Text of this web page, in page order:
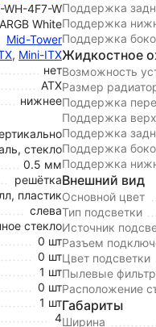
WH-4F7-W
White
Mid-Tower
, Mini-ITX
нет
ATX
нижнее
стекло
0.5 мм
решётка
пластик
слева
стекло
0 шт
0 шт
1 шт
0 шт
1 шт
4
Поддержка
Поддержка
Поддержка
Жидкостное
Возможность
Размер
Поддержка
Поддержка
Поддержка
Поддержка
Поддержка
Внешний вид
Основной цвет
Тип подсветки
Источник
Разъем
Цвет подсветки
Пылевые
Расположение
Габариты
Ширина